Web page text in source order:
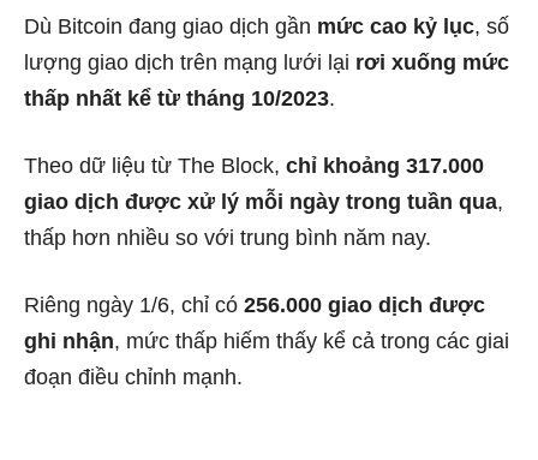
Dù Bitcoin đang giao dịch gần mức cao kỷ lục, số
lượng giao dịch trên mạng lưới lại rơi xuống mức
thấp nhất kể từ tháng 10/2023.
Theo dữ liệu từ The Block, chỉ khoảng 317.000
giao dịch được xử lý mỗi ngày trong tuần qua,
thấp hơn nhiều so với trung bình năm nay.
Riêng ngày 1/6, chỉ có 256.000 giao dịch được
ghi nhận, mức thấp hiếm thấy kể cả trong các giai
đoạn điều chỉnh mạnh.